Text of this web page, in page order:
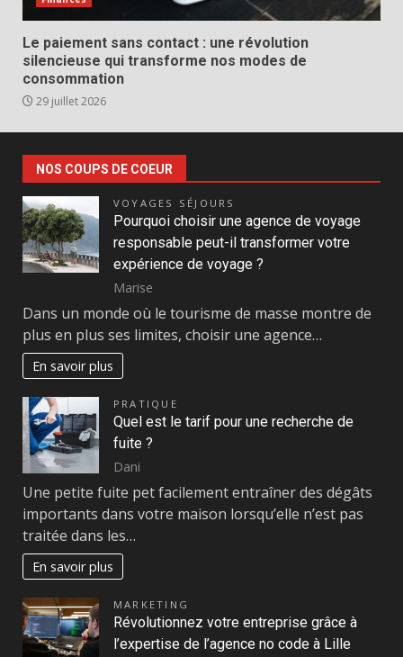
Le paiement sans contact : une révolution
silencieuse qui transforme nos modes de
consommation
29 juillet 2026
NOS COUPS DE COEUR
VOYAGES SÉJOURS
Pourquoi choisir une agence de voyage
responsable peut-il transformer votre
expérience de voyage ?
Marise
Dans un monde où le tourisme de masse montre de
plus en plus ses limites, choisir une agence…
En savoir plus
PRATIQUE
Quel est le tarif pour une recherche de
fuite ?
Dani
Une petite fuite pet facilement entraîner des dégâts
importants dans votre maison lorsqu’elle n’est pas
traitée dans les…
En savoir plus
MARKETING
Révolutionnez votre entreprise grâce à
l’expertise de l’agence no code à Lille